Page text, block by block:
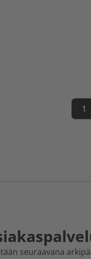
1
seuraavana